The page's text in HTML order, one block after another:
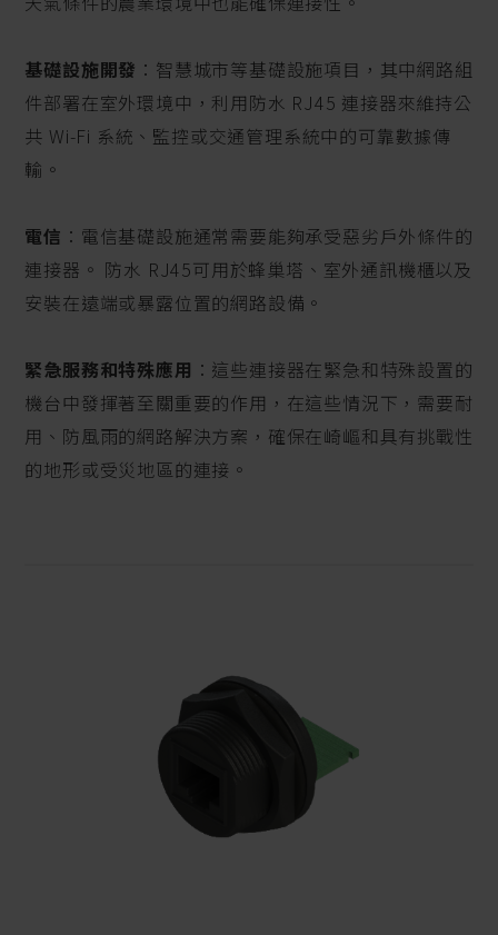
基礎設施開發 ：智慧城市等基礎設施項目，其中網路組
件部署在室外環境中，利用防水 RJ45 連接器來維持公
共 Wi-Fi 系統、監控或交通管理系統中的可靠數據傳
輸。
電信 ：電信基礎設施通常需要能夠承受惡劣戶外條件的
連接器。 防水 RJ45可用於蜂巢塔、室外通訊機櫃以及
安裝在遠端或暴露位置的網路設備。
緊急服務和特殊應用 ：這些連接器在緊急和特殊設置的
機台中發揮著至關重要的作用，在這些情況下，需要耐
用、防風雨的網路解決方案，確保在崎嶇和具有挑戰性
的地形或受災地區的連接。